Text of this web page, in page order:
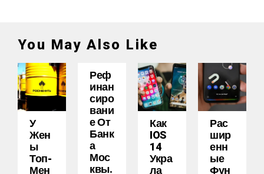
You May Also Like
У
Жен
Ы
Топ-
Мен
Реф
Инан
Сиро
Вани
Е От
Банк
А
Мос
Квы.
Как
IOS
14
Укра
Ла
Рас
Шир
Енн
Ые
Фун